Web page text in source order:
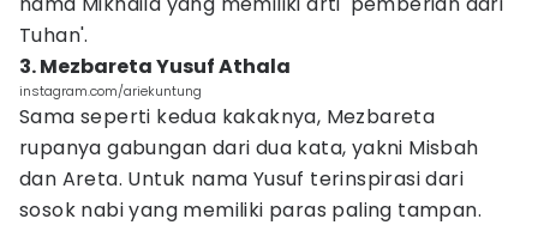
Tuhan'.
3. Mezbareta Yusuf Athala
instagram.com/ariekuntung
Sama seperti kedua kakaknya, Mezbareta
rupanya gabungan dari dua kata, yakni Misbah
dan Areta. Untuk nama Yusuf terinspirasi dari
sosok nabi yang memiliki paras paling tampan.